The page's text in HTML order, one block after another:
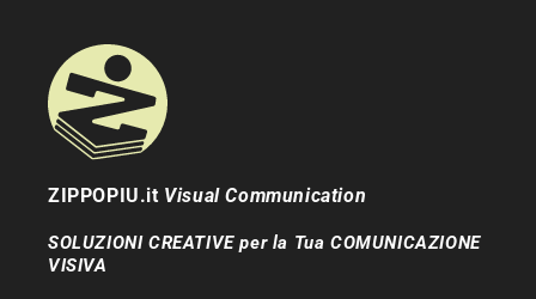
ZIPPOPIU.it Visual Communication
SOLUZIONI CREATIVE per la Tua COMUNICAZIONE
VISIVA